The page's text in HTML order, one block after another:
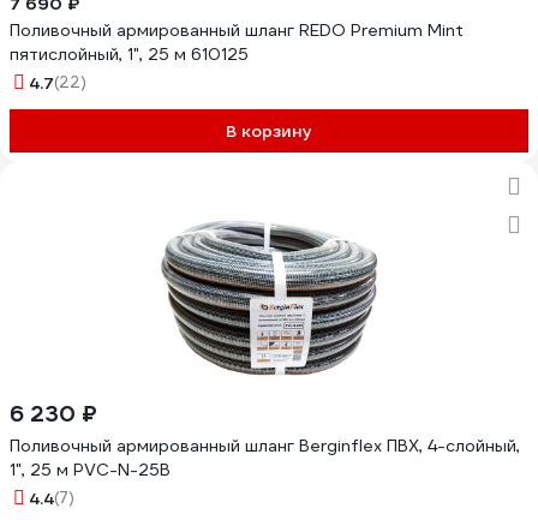
Поливочный армированный шланг REDO Premium Mint
пятислойный, 1", 25 м 610125
4.7(22)
В корзину
6 230 ₽
Поливочный армированный шланг Berginflex ПВХ, 4-слойный,
1", 25 м PVC-N-25B
4.4(7)